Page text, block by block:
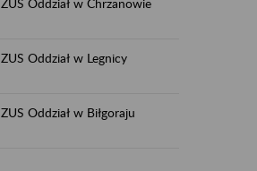
ZUS Oddział w Chrzanowie
ZUS Oddział w Legnicy
ZUS Oddział w Biłgoraju